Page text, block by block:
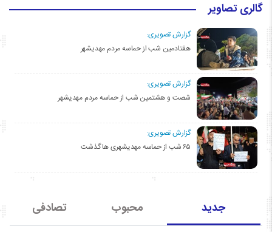
گالری تصاویر
گزارش تصویری:
هفتادمین شب از حماسه مردم مهدیشهر
گزارش تصویری:
شصت و هشتمین شب از حماسه مردم مهدیشهر
گزارش تصویری:
۶۵ شب از حماسه مهدیشهری ها گذشت
جدید محبوب تصادفی